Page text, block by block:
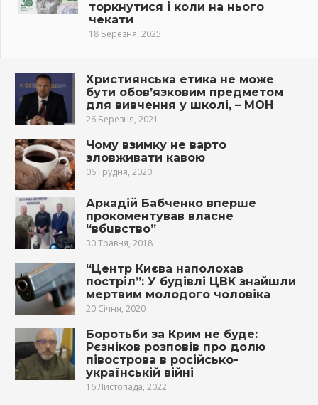
торкнутися і коли на нього
чекати
18 Березня, 2025
Християнська етика не може
бути обов’язковим предметом
для вивчення у школі, – МОН
26 Березня, 2021
Чому взимку не варто
зловживати кавою
06 Грудня, 2020
Аркадій Бабченко вперше
прокоментував власне
“вбuвcтвo”
30 Травня, 2018
“Центр Києва наполохав
постріл”: У будівлі ЦВК знайшли
мертвим молодого чоловіка
20 Січня, 2020
Боротьби за Крим не буде:
Рєзніков розповів про долю
півострова в російсько-
українській війні
16 Листопада, 2022